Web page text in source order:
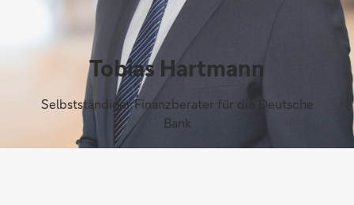
Tobias Hartmann
Selbstständiger Finanzberater für die Deutsche
Bank